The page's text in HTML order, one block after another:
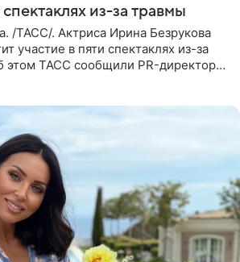
из-за травмы
/ТАСС/. Актриса Ирина Безрукова
участие в пяти спектаклях из-за
этом ТАСС сообщили PR-директор